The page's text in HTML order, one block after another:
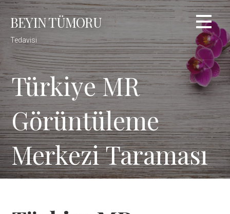
Skip
BEYIN TÜMORU
Tedavisi
Türkiye MR
Görüntüleme
Merkezi Taraması